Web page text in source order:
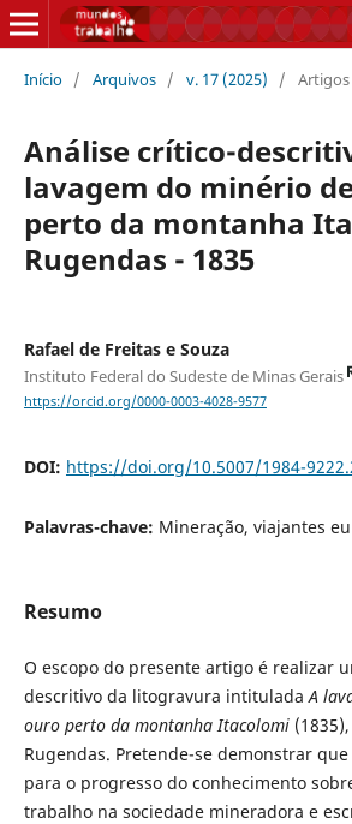
Início / Arquivos / v. 17 (2025) / Artigos
Análise crítico-
lavagem do minério
perto da montanha
Rugendas - 1835
Rafael de Freitas e Souza
Instituto Federal do Sudeste de Minas Gerais
https://orcid.org/0000-0003-4028-9577
DOI: https://doi.org/10.5007/1984-
Palavras-chave: Mineração, viajantes
Resumo
O escopo do presente artigo é realizar
descritivo da litogravura intituladaA
ouro perto da montanha Itacolomi(1835),
Rugendas. Pretende-se demonstrar
para o progresso do conhecimento
trabalho na sociedade mineradora e